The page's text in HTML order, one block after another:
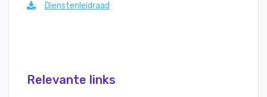
Dienstenleidraad
Relevante links